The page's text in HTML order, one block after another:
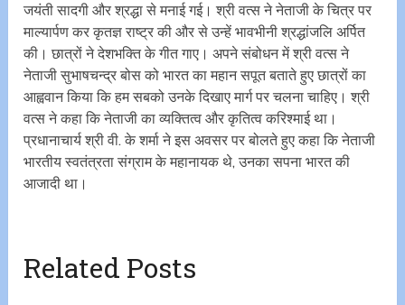
जयंती सादगी और श्रद्धा से मनाई गई। श्री वत्स ने नेताजी के चित्र पर
माल्यार्पण कर कृतज्ञ राष्ट्र की और से उन्हें भावभीनी श्रद्धांजलि अर्पित
की। छात्रों ने देशभक्ति के गीत गाए। अपने संबोधन में श्री वत्स ने
नेताजी सुभाषचन्द्र बोस को भारत का महान सपूत बताते हुए छात्रों का
आह्ववान किया कि हम सबको उनके दिखाए मार्ग पर चलना चाहिए। श्री
वत्स ने कहा कि नेताजी का व्यक्तित्व और कृतित्व करिश्माई था।
प्रधानाचार्य श्री वी. के शर्मा ने इस अवसर पर बोलते हुए कहा कि नेताजी
भारतीय स्वतंत्रता संग्राम के महानायक थे, उनका सपना भारत की
आजादी था।
Related Posts